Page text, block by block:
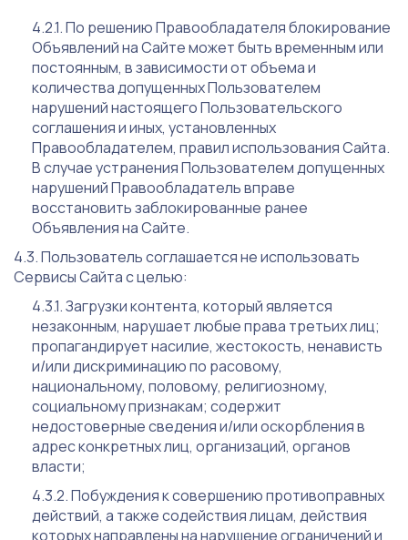
По решению Правообладателя блокирование
Объявлений на Сайте может быть временным или
постоянным, в зависимости от объема и
количества допущенных Пользователем
нарушений настоящего Пользовательского
соглашения и иных, установленных
Правообладателем, правил использования Сайта.
В случае устранения Пользователем допущенных
нарушений Правообладатель вправе
восстановить заблокированные ранее
Объявления на Сайте.
Пользователь соглашается не использовать
Сервисы Сайта с целью:
Загрузки контента, который является
незаконным, нарушает любые права третьих лиц;
пропагандирует насилие, жестокость, ненависть
и/или дискриминацию по расовому,
национальному, половому, религиозному,
социальному признакам; содержит
недостоверные сведения и/или оскорбления в
адрес конкретных лиц, организаций, органов
власти;
Побуждения к совершению противоправных
действий, а также содействия лицам, действия
которых направлены на нарушение ограничений и